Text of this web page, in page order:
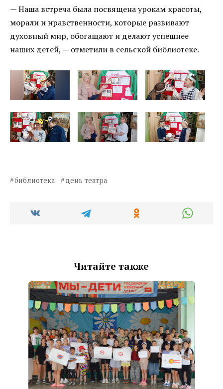
— Наша встреча была посвящена урокам красоты,
морали и нравственности, которые развивают
духовный мир, обогащают и делают успешнее
наших детей, — отметили в сельской библиотеке.
библиотека день театра
Читайте также